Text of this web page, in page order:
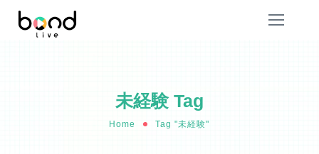
未経験 Tag
Home Tag "未経験"